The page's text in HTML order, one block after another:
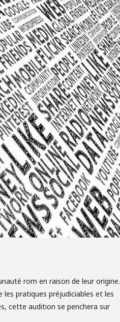
rom en raison de leur origine.
pratiques préjudiciables et les
cette audition se penchera sur